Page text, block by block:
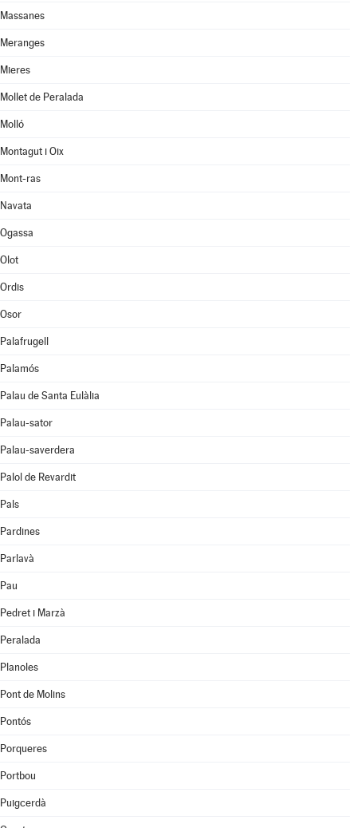
Massanes
Meranges
Mieres
Mollet de Peralada
Molló
Montagut i Oix
Mont-ras
Navata
Ogassa
Olot
Ordis
Osor
Palafrugell
Palamós
Palau de Santa Eulàlia
Palau-sator
Palau-saverdera
Palol de Revardit
Pals
Pardines
Parlavà
Pau
Pedret i Marzà
Peralada
Planoles
Pont de Molins
Pontós
Porqueres
Portbou
Puigcerdà